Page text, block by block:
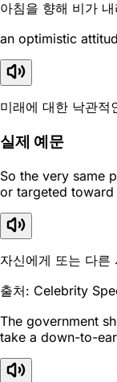
아침을 향해 비가
an optimistic
미래에 대한 낙관적
실제 예문
So the very same
or targeted
자신에게 또는 다른
출처: Celebrity
The government
take a down-to-